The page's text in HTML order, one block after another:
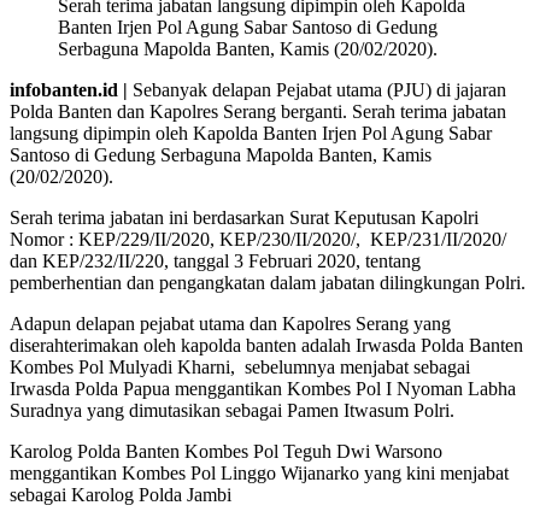
Serah terima jabatan langsung dipimpin oleh Kapolda
Banten Irjen Pol Agung Sabar Santoso di Gedung
Serbaguna Mapolda Banten, Kamis (20/02/2020).
infobanten.id | Sebanyak delapan Pejabat utama (PJU) di jajaran
Polda Banten dan Kapolres Serang berganti. Serah terima jabatan
langsung dipimpin oleh Kapolda Banten Irjen Pol Agung Sabar
Santoso di Gedung Serbaguna Mapolda Banten, Kamis
(20/02/2020).
Serah terima jabatan ini berdasarkan Surat Keputusan Kapolri
Nomor : KEP/229/II/2020, KEP/230/II/2020/, KEP/231/II/2020/
dan KEP/232/II/220, tanggal 3 Februari 2020, tentang
pemberhentian dan pengangkatan dalam jabatan dilingkungan Polri.
Adapun delapan pejabat utama dan Kapolres Serang yang
diserahterimakan oleh kapolda banten adalah Irwasda Polda Banten
Kombes Pol Mulyadi Kharni, sebelumnya menjabat sebagai
Irwasda Polda Papua menggantikan Kombes Pol I Nyoman Labha
Suradnya yang dimutasikan sebagai Pamen Itwasum Polri.
Karolog Polda Banten Kombes Pol Teguh Dwi Warsono
menggantikan Kombes Pol Linggo Wijanarko yang kini menjabat
sebagai Karolog Polda Jambi